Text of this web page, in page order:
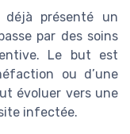
présenté un
par des soins
Le but est
ou d’une
évoluer vers une
infectée.